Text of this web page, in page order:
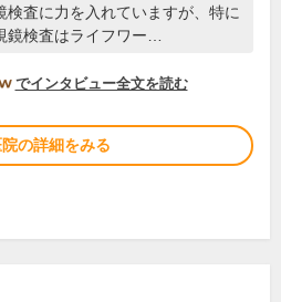
検査に力を入れていますが、特に
鏡検査はライフワー…
DOCTORVIEW
でインタビュー全文を読む
の詳細をみる